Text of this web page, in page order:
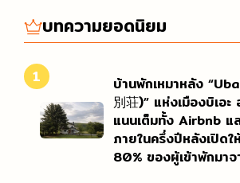
บทความยอดนิยม
1
บ้านพักเหมาหลัง
別荘)” แห่งเมืองบิเอะ
แนนเต็มทั้ง Airbnb แ
ภายในครึ่งปีหลังเปิด
80% ของผู้เข้าพักมาจ